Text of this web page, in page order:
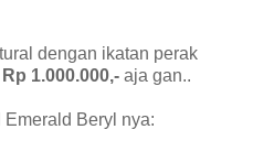
dengan ikatan perak
Rp 1.000.000,- aja gan..
Beryl nya: